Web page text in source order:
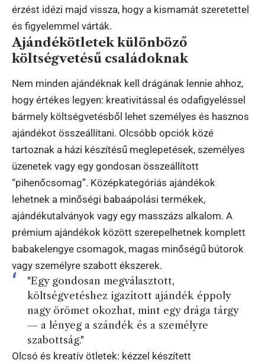
érzést idézi majd vissza, hogy a kismamát szeretettel
és figyelemmel várták.
Ajándékötletek különböző
költségvetésű családoknak
Nem minden ajándéknak kell drágának lennie ahhoz,
hogy értékes legyen: kreativitással és odafigyeléssel
bármely költségvetésből lehet személyes és hasznos
ajándékot összeállítani. Olcsóbb opciók közé
tartoznak a házi készítésű meglepetések, személyes
üzenetek vagy egy gondosan összeállított
“pihenőcsomag”. Középkategóriás ajándékok
lehetnek a minőségi babaápolási termékek,
ajándékutalványok vagy egy masszázs alkalom. A
prémium ajándékok között szerepelhetnek komplett
babakelengye csomagok, magas minőségű bútorok
vagy személyre szabott ékszerek.
"Egy gondosan megválasztott,
költségvetéshez igazított ajándék éppoly
nagy örömet okozhat, mint egy drága tárgy
— a lényeg a szándék és a személyre
szabottság."
Olcsó és kreatív ötletek: kézzel készített